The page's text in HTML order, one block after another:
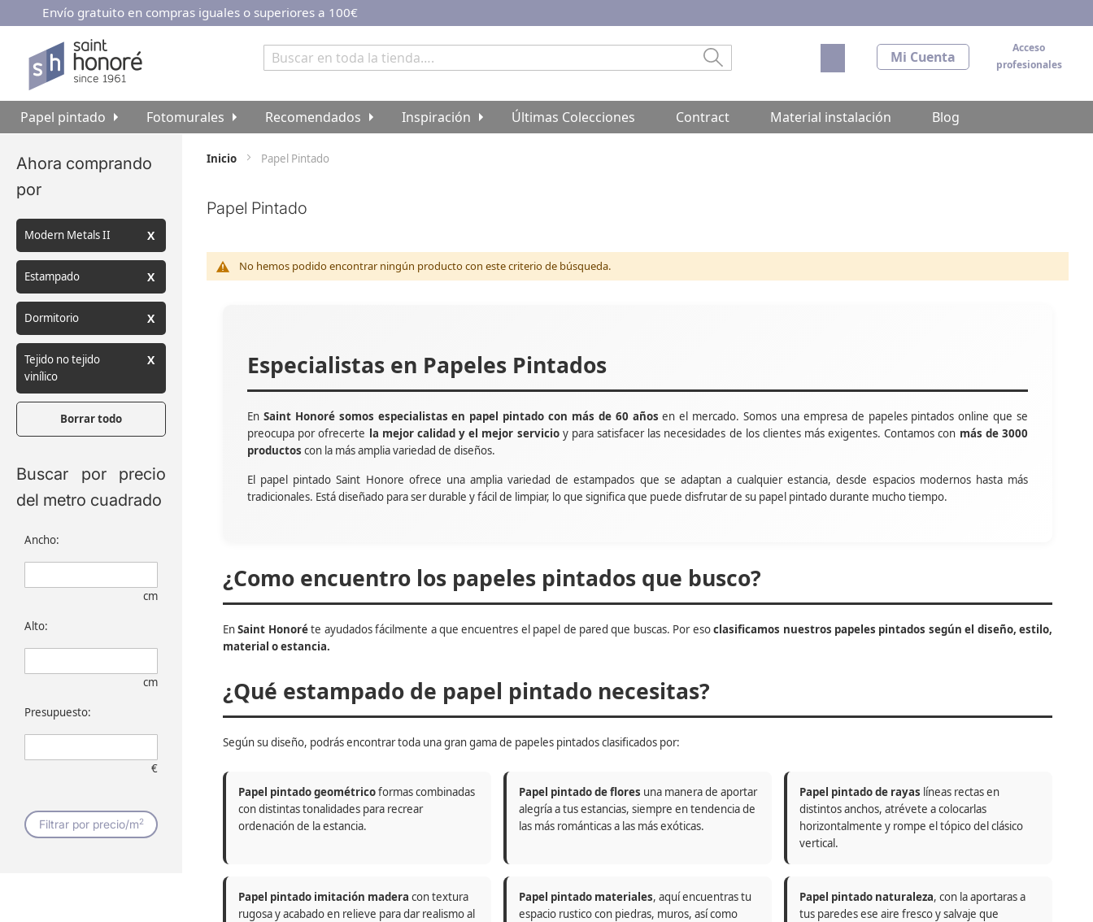
Ir
contenido
Envío gratuito en compras iguales o superiores a 100€
Acceso
profesionales
Mi Cuenta
Mi carrito
Papel pintado Fotomurales Recomendados Inspiración Últimas Colecciones Contract Material instalación Blog
Inicio Papel Pintado
Papel Pintado
No hemos podido encontrar ningún producto con este criterio de búsqueda.
Especialistas en Papeles Pintados
En Saint Honoré somos especialistas en papel pintado con más de 60 años en el mercado. Somos una empresa de papeles pintados online que se
preocupa por ofrecerte la mejor calidad y el mejor servicioy para satisfacer las necesidades de los clientes más exigentes. Contamos con más de 3000
productos con la más amplia variedad de diseños.
El papel pintado Saint Honore ofrece una amplia variedad de estampados que se adaptan a cualquier estancia, desde espacios modernos hasta más
tradicionales. Está diseñado para ser durable y fácil de limpiar, lo que significa que puede disfrutar de su papel pintado durante mucho tiempo.
¿Como encuentro los papeles pintados que busco?
EnSaint Honoréte ayudados fácilmente a que encuentres el papel de pared que buscas. Por esoclasificamos nuestros papeles pintados según el diseño, estilo,
material o estancia.
¿Qué estampado de papel pintado necesitas?
Según su diseño, podrás encontrar toda una gran gama de papeles pintados clasificados por:
Papel pintado geométricoformas combinadas
con distintas tonalidades para recrear
ordenación de la estancia.
Papel pintado de flores una manera de aportar
alegría a tus estancias, siempre en tendencia de
las más románticas a las más exóticas.
Papel pintado de rayas líneas rectas en
distintos anchos, atrévete a colocarlas
horizontalmente y rompe el tópico del clásico
vertical.
Papel pintado imitación madera con textura
rugosa y acabado en relieve para dar realismo al
Papel pintado materiales, aquí encuentras tu
espacio rustico con piedras, muros, así como
Papel pintado naturaleza, con la aportaras a
tus paredes ese aire fresco y salvaje que
Buscar por precio
del metro cuadrado
Ancho:
cm
Alto:
cm
Presupuesto:
€
Filtrar por precio/m2
Ahora comprando
por
Modern Metals II
Estampado
Dormitorio
Tejido no tejido
vinílico
Borrar todo